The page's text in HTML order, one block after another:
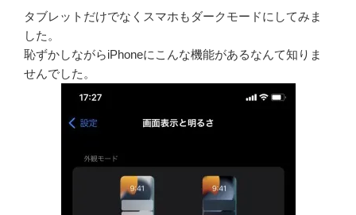
タブレットだけでなくスマホもダークモードにしてみま
した。
恥ずかしながらiPhoneにこんな機能があるなんて知りま
せんでした。